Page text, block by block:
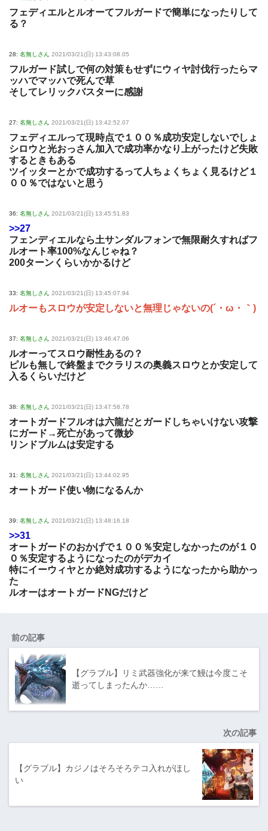
フェディエルとルオーてフルガードで簡単になったりして
る？
28: 名無しさん 2021/03/21(日) 13:43:08.05
フルガード試しで何の対策もせずにウィヤ討伐行ったらマ
ッハでマッハで死んで草
そしてレリックバスターに感謝
27: 名無しさん 2021/03/21(日) 13:42:52.07
フェディエルって現時点で１００％成功安定しないでしょ
シロウと光おっさん加入で成功率かなり上がったけど失敗
するときもある
ツイッターとかで成功するって人ちょくちょく見るけど１
００％ではないと思う
36: 名無しさん 2021/03/21(日) 13:45:51.83
>>27
フェンディエルなら土サンダルフォンで無限耐久すればフ
ルオート率100%なんじゃね？
200ターンくらいかかるけど
33: 名無しさん 2021/03/21(日) 13:45:07.94
ルオーもスロウが安定しないと無理じゃないの(´・ω・｀)
37: 名無しさん 2021/03/21(日) 13:46:47.06
ルオーってスロウ耐性あるの？
ピルも無しで終盤までクラリスの奥義スロウとか安定して
入るくらいだけど
38: 名無しさん 2021/03/21(日) 13:47:58.78
オートガードフルオは六龍だとガードしちゃいけない攻撃
にガード→死亡があって微妙
リンドブルムは安定する
31: 名無しさん 2021/03/21(日) 13:44:02.95
オートガード使い物になるんか
39: 名無しさん 2021/03/21(日) 13:48:16.18
>>31
オートガードのおかげで１００％安定しなかったのが１０
０％安定するようになったのがデカイ
特にイーウィヤとか絶対成功するようになったから助かっ
た
ルオーはオートガードNGだけど
前の記事
【グラブル】リミ武器強化が来て鰻は今度こそ
逝ってしまったんか……
次の記事
【グラブル】カジノはそろそろテコ入れがほし
い